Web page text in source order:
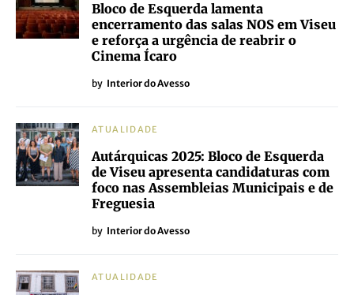
Bloco de Esquerda lamenta
encerramento das salas NOS em Viseu
e reforça a urgência de reabrir o
Cinema Ícaro
by Interior do Avesso
ATUALIDADE
Autárquicas 2025: Bloco de Esquerda
de Viseu apresenta candidaturas com
foco nas Assembleias Municipais e de
Freguesia
by Interior do Avesso
ATUALIDADE